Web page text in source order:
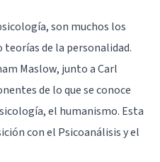
son muchos los
de la personalidad.
Maslow, junto aCarl
de lo que se conoce
el humanismo. Esta
con el Psicoanálisis y el